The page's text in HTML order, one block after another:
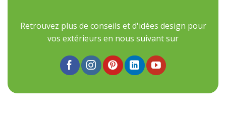
Retrouvez plus de conseils et d'idées design pour
vos extérieurs en nous suivant sur